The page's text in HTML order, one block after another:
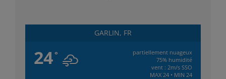
GARLIN, FR
24°
partiellement nuageux
75% humidité
vent : 2m/s SSO
MAX 24 • MIN 24